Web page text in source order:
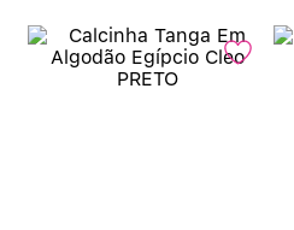
3º Sutiã Bojo